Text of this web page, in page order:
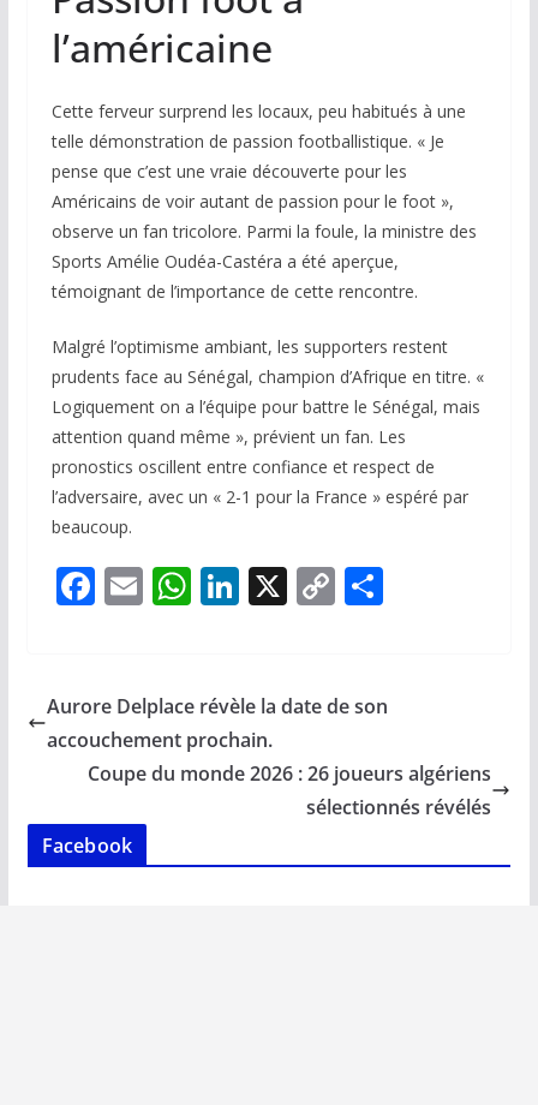
l’américaine
Cette ferveur surprend les locaux, peu habitués à une
telle démonstration de passion footballistique. « Je
pense que c’est une vraie découverte pour les
Américains de voir autant de passion pour le foot »,
observe un fan tricolore. Parmi la foule, la ministre des
Sports Amélie Oudéa-Castéra a été aperçue,
témoignant de l’importance de cette rencontre.
Malgré l’optimisme ambiant, les supporters restent
prudents face au Sénégal, champion d’Afrique en titre. «
Logiquement on a l’équipe pour battre le Sénégal, mais
attention quand même », prévient un fan. Les
pronostics oscillent entre confiance et respect de
l’adversaire, avec un « 2-1 pour la France » espéré par
beaucoup.
F
b
o
o
k
E
l
W
s
A
p
Li
e
dI
n
X C
y
n
k
P
g
Aurore Delplace révèle la date de son
accouchement prochain.
Coupe du monde 2026 : 26 joueurs algériens
sélectionnés révélés
Facebook